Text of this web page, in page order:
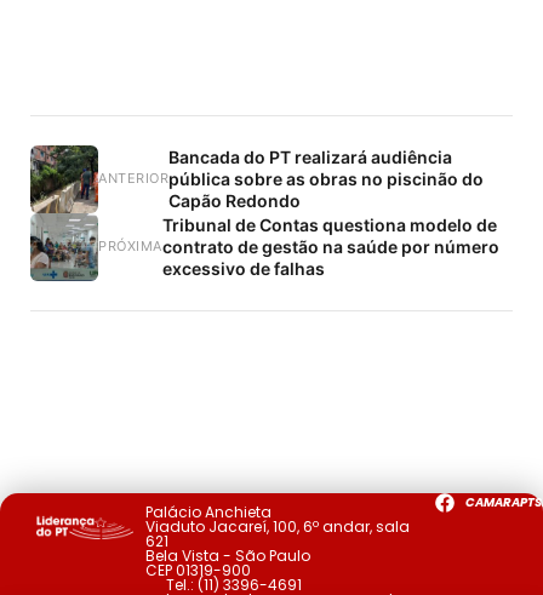
ANTERIOR
Bancada do PT realizará audiência
pública sobre as obras no piscinão do
Capão Redondo
PRÓXIMA
Tribunal de Contas questiona modelo de
contrato de gestão na saúde por número
excessivo de falhas
Palácio Anchieta
Viaduto Jacareí, 100, 6º andar, sala
621
Bela Vista - São Paulo
CEP 01319-900
Tel.: (11) 3396-4691